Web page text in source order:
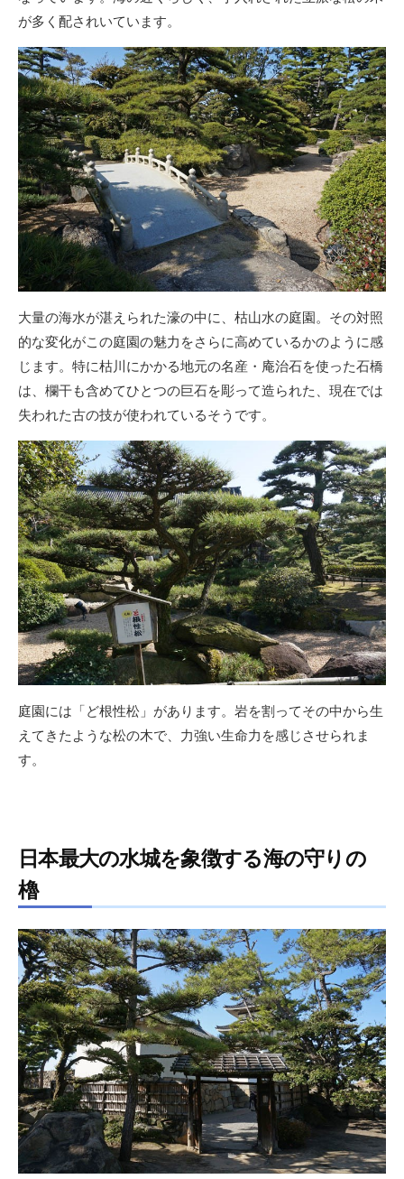
が多く配されいています。
大量の海水が湛えられた濠の中に、枯山水の庭園。その対照
的な変化がこの庭園の魅力をさらに高めているかのように感
じます。特に枯川にかかる地元の名産・庵治石を使った石橋
は、欄干も含めてひとつの巨石を彫って造られた、現在では
失われた古の技が使われているそうです。
庭園には「ど根性松」があります。岩を割ってその中から生
えてきたような松の木で、力強い生命力を感じさせられま
す。
日本最大の水城を象徴する海の守りの
櫓